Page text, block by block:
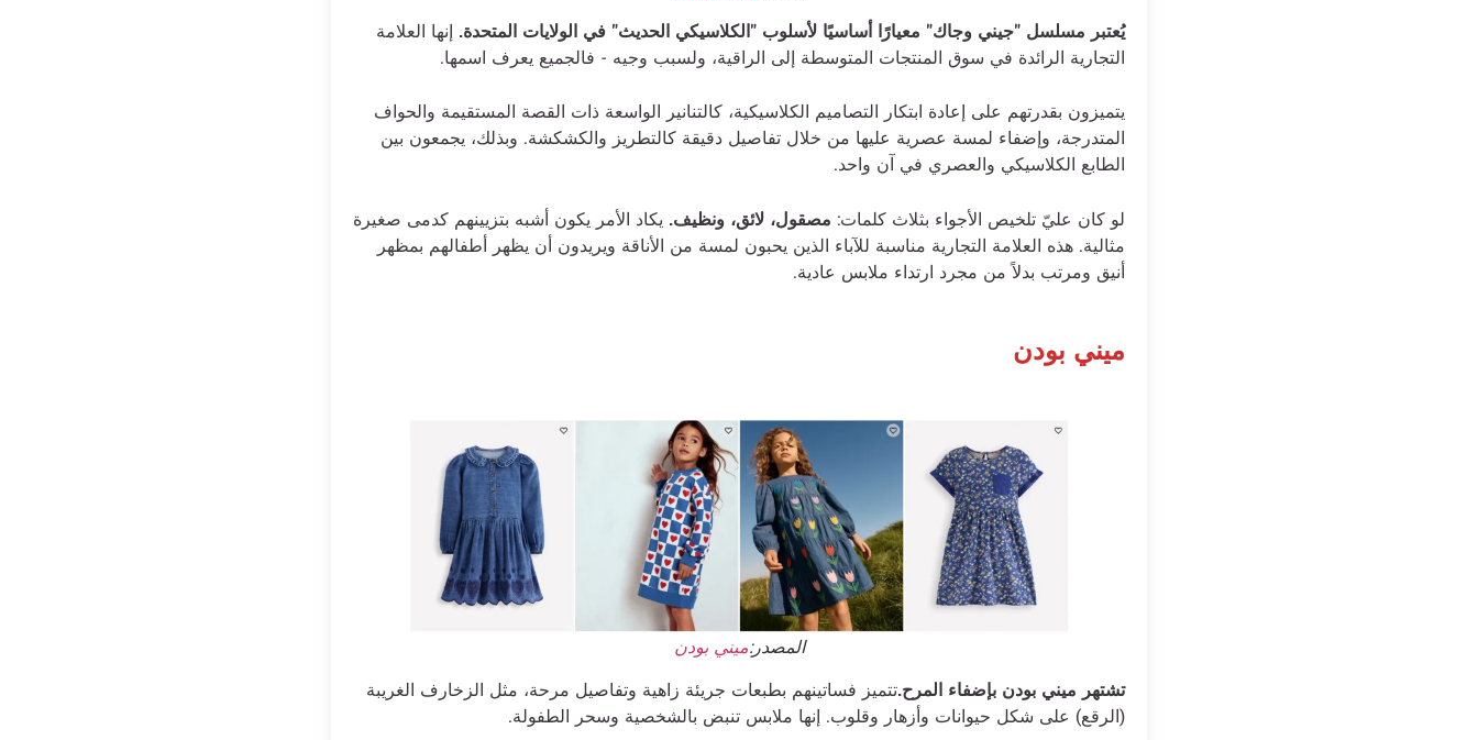
يُعتبر مسلسل "جيني وجاك" معيارًا أساسيًا لأسلوب "الكلاسيكي الحديث" في الولايات المتحدة. إنها العلامة
التجارية الرائدة في سوق المنتجات المتوسطة إلى الراقية، ولسبب وجيه - فالجميع يعرف اسمها.
يتميزون بقدرتهم على إعادة ابتكار التصاميم الكلاسيكية، كالتنانير الواسعة ذات القصة المستقيمة والحواف
المتدرجة، وإضفاء لمسة عصرية عليها من خلال تفاصيل دقيقة كالتطريز والكشكشة. وبذلك، يجمعون بين
الطابع الكلاسيكي والعصري في آن واحد.
لو كان عليّ تلخيص الأجواء بثلاث كلمات: مصقول، لائق، ونظيف. يكاد الأمر يكون أشبه بتزيينهم كدمى صغيرة
مثالية. هذه العلامة التجارية مناسبة للآباء الذين يحبون لمسة من الأناقة ويريدون أن يظهر أطفالهم بمظهر
أنيق ومرتب بدلاً من مجرد ارتداء ملابس عادية.
ميني بودن
المصدر:ميني بودن
تشتهر ميني بودن بإضفاء المرح.تتميز فساتينهم بطبعات جريئة زاهية وتفاصيل مرحة، مثل الزخارف الغريبة
(الرقع) على شكل حيوانات وأزهار وقلوب. إنها ملابس تنبض بالشخصية وسحر الطفولة.